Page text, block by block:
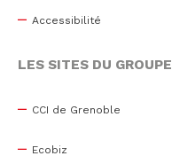
Accessibilité
LES SITES DU
CCI de Grenoble
Ecobiz